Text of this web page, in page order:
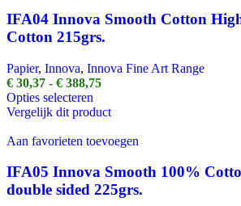
IFA04 Innova Smooth Cotton
Cotton 215grs.
Papier, Innova, Innova Fine Art Range
€ 30,37 - € 388,75Prijsklasse:
tot
Opties selecteren
product
meerdere
Deze
optie
kan
Vergelijk dit product
Aan favorieten toevoegen
IFA05 Innova Smooth 100%
double sided 225grs.